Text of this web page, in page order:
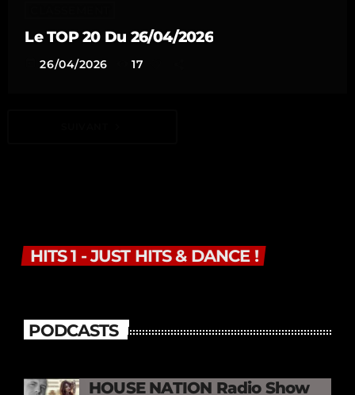
Le TOP 20 Du 26/04/2026
26/04/2026 17
HITS 1 - JUST HITS & DANCE !
PODCASTS
HOUSE NATION Radio Show